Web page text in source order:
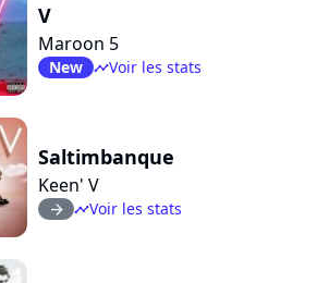
V
Maroon 5
New timelineVoir les stats
Saltimbanque
Keen' V
arrow_right timelineVoir les stats